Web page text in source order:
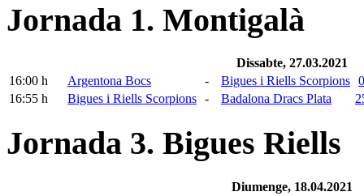
Jornada 1. Montigalà
Dissabte, 27.03.2021
16:00 h
Argentona Bocs - Bigues i Riells Scorpions
16:55 h
Bigues i Riells Scorpions - Badalona Dracs Plata
Jornada 3. Bigues Riells
Diumenge, 18.04.2021